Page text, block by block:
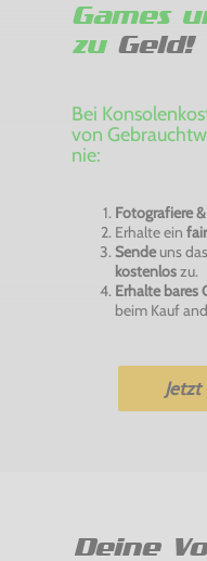
Games
zuGeld!
Bei
von
nie:
Fotografiere
Erhalte ein
Sendeuns
kostenloszu.
Erhalte bares
beim Kauf
Jetzt
Deine